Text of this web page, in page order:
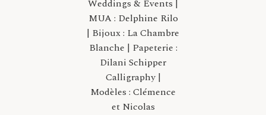
Weddings & Events |
MUA : Delphine Rilo
| Bijoux : La Chambre
Blanche | Papeterie :
Dilani Schipper
Calligraphy |
Modèles : Clémence
et Nicolas